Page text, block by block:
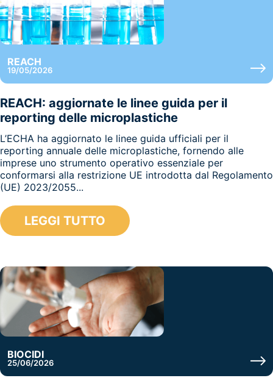
REACH
19/05/2026
REACH: aggiornate le linee guida per il
reporting delle microplastiche
L’ECHA ha aggiornato le linee guida ufficiali per il
reporting annuale delle microplastiche, fornendo alle
imprese uno strumento operativo essenziale per
conformarsi alla restrizione UE introdotta dal Regolamento
(UE) 2023/2055...
LEGGI TUTTO
BIOCIDI
25/06/2026